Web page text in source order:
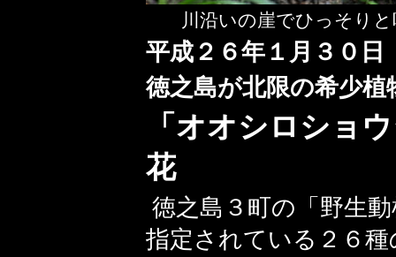
川沿いの崖でひっそり
平成２６年１月３０日
徳之島が北限の希少植
「オオシロショ
花
徳之島３町の「野生
指定されている２６